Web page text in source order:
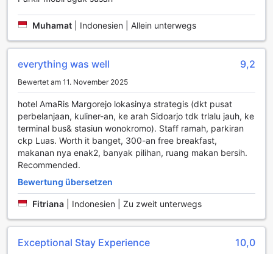
Parking-Service, der es Ihnen ermöglicht, Ihr Auto direkt
am Eingang des Hotels abzugeben. Dies spart Zeit und
Mühe, insbesondere nach einem langen Reisetag. Für
Gäste, die auf öffentliche Verkehrsmittel angewiesen sind,
bequem zu Ihrem Ziel bringt. Mit diesen durchdachten
Transportmöglichkeiten sorgt das Amaris Hotel Margorejo
unterstützt wird.
Komfort und Annehmlichkeiten im Amaris Hotel
Margorejo
Im Amaris Hotel Margorejo erwartet die Gäste eine
Annehmlichkeiten in jedem Zimmer. Die klimatisierten
Räumlichkeiten sind ideal, um sich nach einem
ereignisreichen Tag in Surabaya zu entspannen. Jedes
Zimmer ist mit einem Fernseher ausgestattet, der den
bietet, um ihre Lieblingssendungen zu genießen. Zudem
Muhamat Indonesien | Allein unterwegs
everything was well 9,2
Bewertet am 11. November 2025
hotel AmaRis Margorejo lokasinya strategis (dkt pusat
perbelanjaan, kuliner-an, ke arah Sidoarjo tdk trlalu jauh, ke
terminal bus& stasiun wonokromo). Staff ramah, parkiran
ckp Luas. Worth it banget, 300-an free breakfast,
makanan nya enak2, banyak pilihan, ruang makan bersih.
Recommended.
Bewertung übersetzen
Fitriana Indonesien | Zu zweit unterwegs
Exceptional Stay Experience 10,0